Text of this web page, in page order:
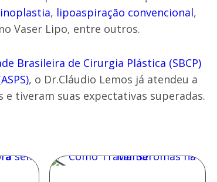
, lipoaspiração convencional,
Vaser Lipo, entre outros.
Brasileira de Cirurgia Plástica (SBCP)
, o Dr.Cláudio Lemos já atendeu a
tiveram suas expectativas superadas.